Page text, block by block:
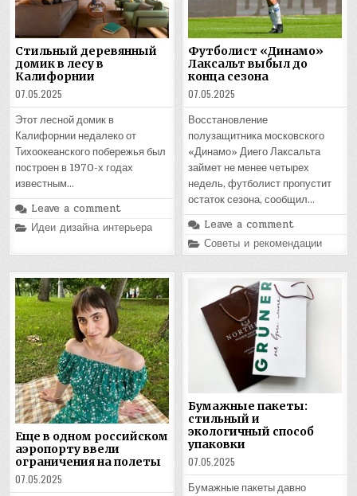
Стильный деревянный
домик в лесу в
Калифорнии
07.05.2025
Этот лесной домик в
Калифорнии недалеко от
Тихоокеанского побережья был
построен в 1970-х годах
известным…
Leave a comment
Posted
in
Идеи дизайна интерьера
Футболист «Динамо»
Лаксальт выбыл до
конца сезона
07.05.2025
Восстановление
полузащитника московского
«Динамо» Диего Лаксальта
займет не менее четырех
недель, футболист пропустит
остаток сезона, сообщил…
Leave a comment
Posted
in
Советы и рекомендации
Еще в одном российском
аэропорту ввели
ограничения на полеты
07.05.2025
Бумажные пакеты:
стильный и
экологичный способ
упаковки
07.05.2025
Бумажные пакеты давно